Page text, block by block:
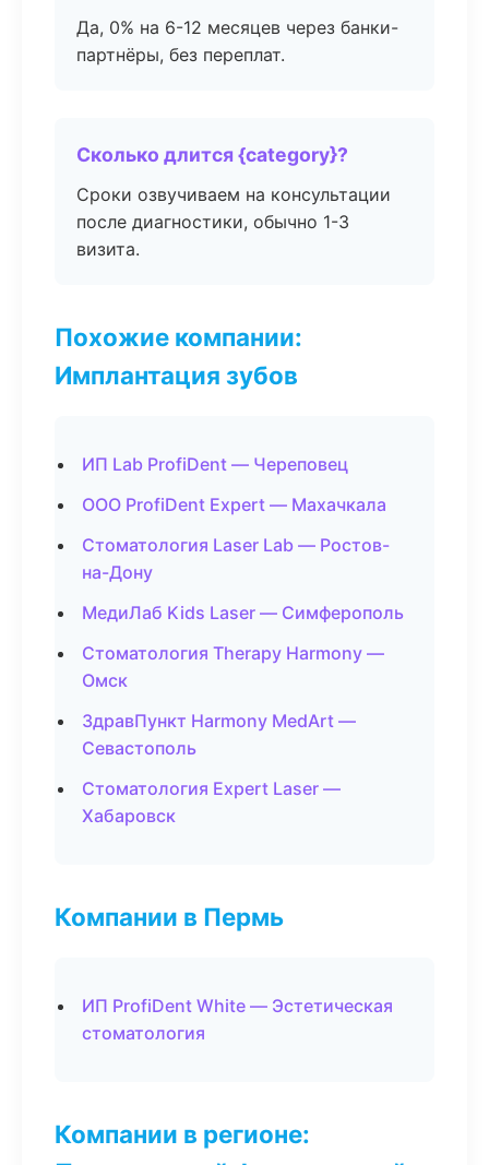
Да, 0% на 6-12 месяцев через банки-
партнёры, без переплат.
Сколько длится {category}?
Сроки озвучиваем на консультации
после диагностики, обычно 1-3
визита.
Похожие компании:
Имплантация зубов
ИП Lab ProfiDent — Череповец
ООО ProfiDent Expert — Махачкала
Стоматология Laser Lab — Ростов-
на-Дону
МедиЛаб Kids Laser — Симферополь
Стоматология Therapy Harmony —
Омск
ЗдравПункт Harmony MedArt —
Севастополь
Стоматология Expert Laser —
Хабаровск
Компании в Пермь
ИП ProfiDent White — Эстетическая
стоматология
Компании в регионе: